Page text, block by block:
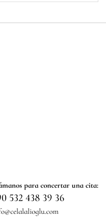
para concertar una cita:
532 438 39 36